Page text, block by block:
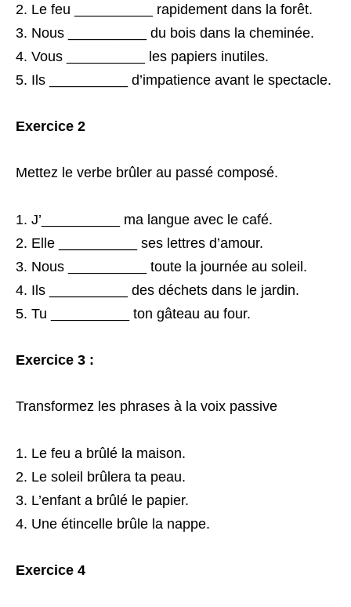
Le feu __________ rapidement dans la forêt.
Nous __________ du bois dans la cheminée.
Vous __________ les papiers inutiles.
Ils __________ d’impatience avant le spectacle.
Exercice 2
Mettez le verbe brûler au passé composé.
J’__________ ma langue avec le café.
Elle __________ ses lettres d’amour.
Nous __________ toute la journée au soleil.
Ils __________ des déchets dans le jardin.
Tu __________ ton gâteau au four.
Exercice 3 :
Transformez les phrases à la voix passive
Le feu a brûlé la maison.
Le soleil brûlera ta peau.
L’enfant a brûlé le papier.
Une étincelle brûle la nappe.
Exercice 4